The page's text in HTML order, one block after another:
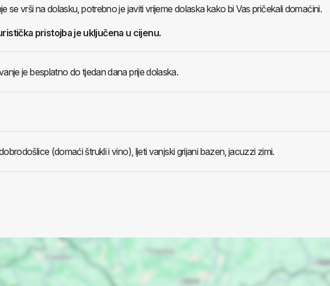
se vrši na dolasku, potrebno je javiti vrijeme dolaska kako bi Vas pričekali domaćini.
pristojba je uključena u cijenu.
je besplatno do tjedan dana prije dolaska.
(domaći štrukli i vino), ljeti vanjski grijani bazen, jacuzzi zimi.